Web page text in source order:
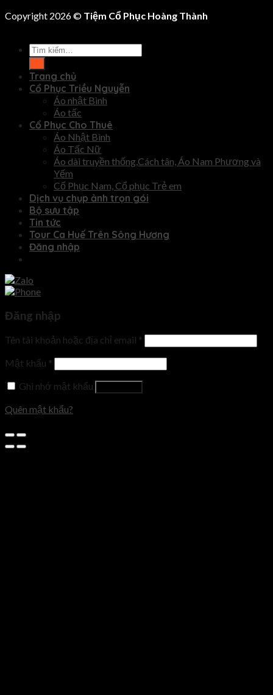
Copyright 2026 © Tiệm Cổ Phục Hoàng Thành
Tìm
kiếm:
Trang chủ
Cổ Phục Triều Nguyễn
Áo nhật Bình
Áo tấc
Cổ Phục Cho Thuê
Áo Nhật Bình
Áo Tấc Nữ
Áo dài truyền thống,Cách tân, Áo Nam Phương và
Yếm
Cổ Phục Nam, Cổ phục Trẻ em
Dịch vụ chụp ảnh trọn gói
Bộ sưu tập
Tin tức
Tour Ca Huế Trên Sông Hương
Đăng nhập
Đăng nhập
Tên tài khoản hoặc địa chỉ email *
Mật khẩu *
Ghi nhớ mật khẩu
Quên mật khẩu?